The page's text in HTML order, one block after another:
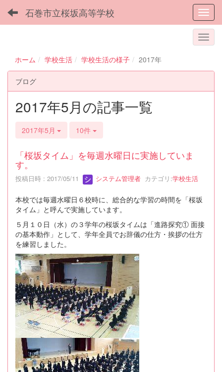
石巻市立桜坂高等学校
ホーム 学校生活 学校生活の様子 2017年
ブログ
2017年5月の記事一覧
2017年5月 10件
「桜坂タイム」を毎週水曜日に実施していま
す。
投稿日時 : 2017/05/11 システム管理者 カテゴリ:学校生活
本校では毎週水曜日６校時に、総合的な学習の時間を「桜坂
タイム」と呼んで実施しています。
５月１０日（水）の３学年の桜坂タイムは「進路探究① 面接
の基本動作」として、学年全員でお辞儀の仕方・挨拶の仕方
を練習しました。